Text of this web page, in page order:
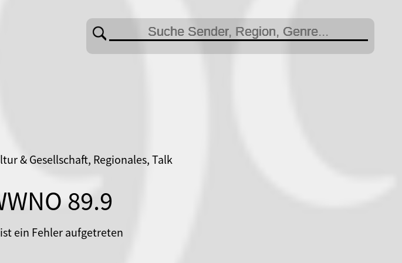
& Gesellschaft, Regionales, Talk
89.9
ist ein Fehler aufgetreten